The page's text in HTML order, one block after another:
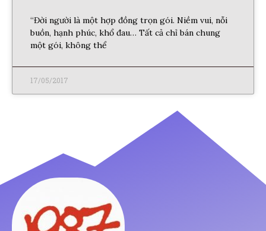
“Đời người là một hợp đồng trọn gói. Niềm vui, nỗi
buồn, hạnh phúc, khổ đau… Tất cả chỉ bán chung
một gói, không thể
17/05/2017